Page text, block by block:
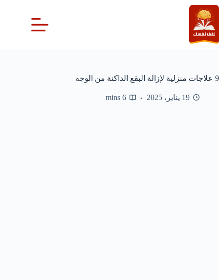
التجاوز
إلى
المحتوى
9 علاجات منزلية لإزالة البقع الداكنة من الوجه
19 يناير، 2025 6 mins